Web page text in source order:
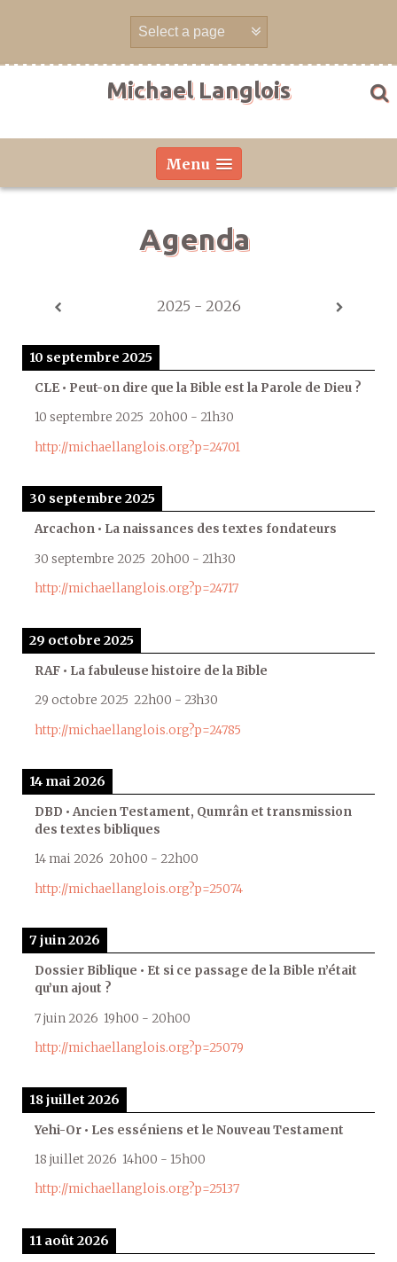
Michael Langlois
Menu
Agenda
2025 - 2026
10 septembre 2025
CLE • Peut-on dire que la Bible est la Parole de Dieu ?
10 septembre 2025 20h00 - 21h30
http://michaellanglois.org?p=24701
30 septembre 2025
Arcachon • La naissances des textes fondateurs
30 septembre 2025 20h00 - 21h30
http://michaellanglois.org?p=24717
29 octobre 2025
RAF • La fabuleuse histoire de la Bible
29 octobre 2025 22h00 - 23h30
http://michaellanglois.org?p=24785
14 mai 2026
DBD • Ancien Testament, Qumrân et transmission
des textes bibliques
14 mai 2026 20h00 - 22h00
http://michaellanglois.org?p=25074
7 juin 2026
Dossier Biblique • Et si ce passage de la Bible n’était
qu’un ajout ?
7 juin 2026 19h00 - 20h00
http://michaellanglois.org?p=25079
18 juillet 2026
Yehi-Or • Les esséniens et le Nouveau Testament
18 juillet 2026 14h00 - 15h00
http://michaellanglois.org?p=25137
11 août 2026